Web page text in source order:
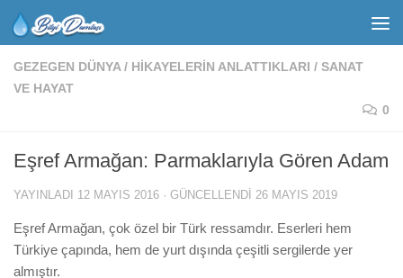
GEZEGEN DÜNYA / HIKAYELERIN ANLATTIKLARI / SANAT
VE HAYAT
0
Eşref Armağan: Parmaklarıyla Gören Adam
YAYINLADI 12 MAYIS 2016 · GÜNCELLENDI 26 MAYIS 2019
Eşref Armağan, çok özel bir Türk ressamdır. Eserleri hem
Türkiye çapında, hem de yurt dışında çeşitli sergilerde yer
almıştır.